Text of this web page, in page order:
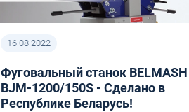
16.08.2022
Фуговальный станок BELMASH
BJM-1200/150S - Сделано в
Республике Беларусь!